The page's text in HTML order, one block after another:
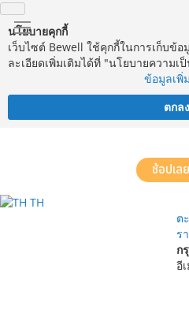
นโยบายคุกกี้
เว็บไซต์ Bewell ใช้คุกกี้ในการเก็บข้
ละเอียดเพิ่มเติมได้ที่ "นโยบายความเ
ข้อมูลเพิ่
ตกลง
ช้อปเลย
TH
ต
ร
ก
อี